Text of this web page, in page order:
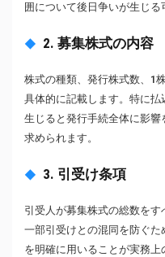
囲について後日争いが生じる
2. 募集株式の内容
株式の種類、発行株式数、1
具体的に記載します。特に
生じると発行手続全体に影
求められます。
3. 引受け条項
引受人が募集株式の総数をす
一部引受けとの混同を防ぐ
を明確に用いることが実務上